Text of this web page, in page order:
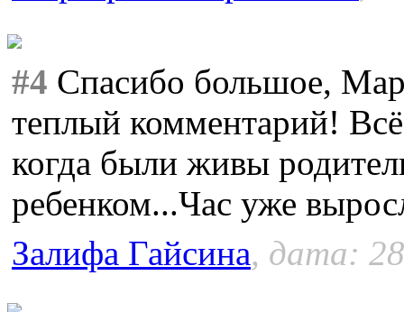
#4 Спасибо большое,
теплый комментарий!
когда были живы
ребенком...Час уже
Залифа Гайсина, дата: